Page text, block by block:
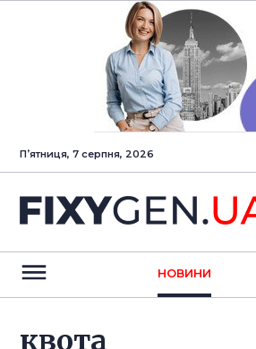
Пʼятниця, 7 серпня, 2026
НОВИНИ
квота